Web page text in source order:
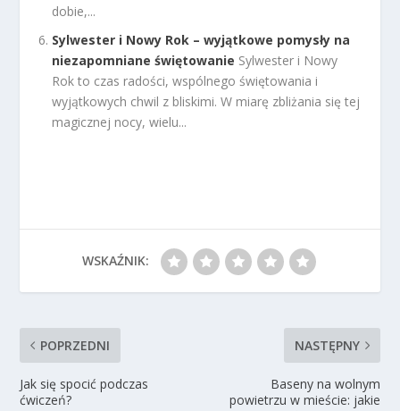
dobie,...
Sylwester i Nowy Rok – wyjątkowe pomysły na
niezapomniane świętowanie Sylwester i Nowy
Rok to czas radości, wspólnego świętowania i
wyjątkowych chwil z bliskimi. W miarę zbliżania się tej
magicznej nocy, wielu...
WSKAŹNIK:
POPRZEDNI
Jak się spocić podczas
ćwiczeń?
NASTĘPNY
Baseny na wolnym
powietrzu w mieście: jakie